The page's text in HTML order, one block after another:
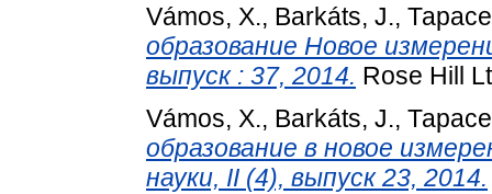
Vámos, X., Barkáts, J.,
образование Новое
выпуск : 37, 2014. Rose Hill
Vámos, X., Barkáts, J.,
образование в новое
науки, II (4), выпуск 23, 2014.